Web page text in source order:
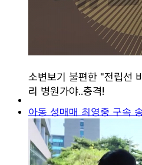
아동 성매매 최영중 구속